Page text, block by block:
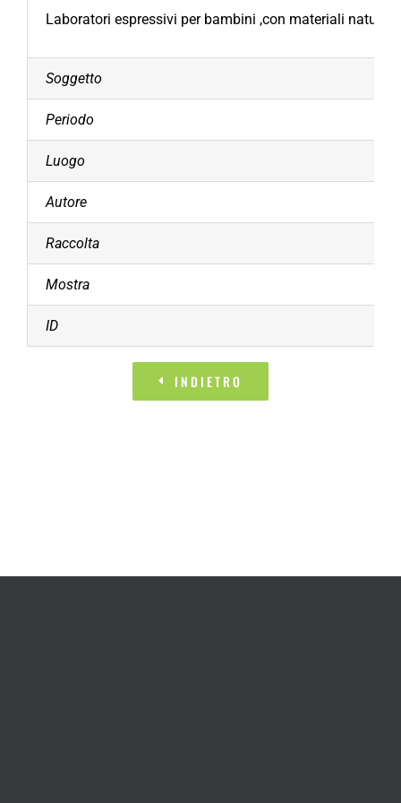
Laboratori espressivi per bambini ,con materiali
Soggetto
Periodo
Luogo
Autore
Raccolta
Mostra
ID
INDIETRO